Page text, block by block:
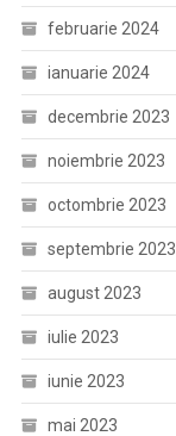
februarie 2024
ianuarie 2024
decembrie 2023
noiembrie 2023
octombrie 2023
septembrie 2023
august 2023
iulie 2023
iunie 2023
mai 2023